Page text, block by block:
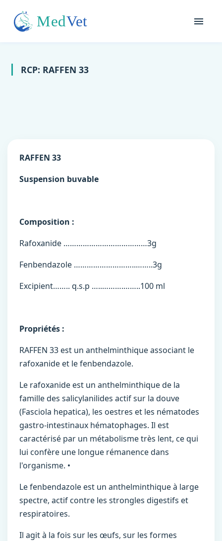
RCP: RAFFEN 33
RAFFEN 33
Suspension buvable
Composition :
Rafoxanide …………………………………3g
Fenbendazole ………………………..……..3g
Excipient…….. q.s.p …..……….……..100 ml
Propriétés :
RAFFEN 33 est un anthelminthique associant le
rafoxanide et le fenbendazole.
Le rafoxanide est un anthelminthique de la
famille des salicylanilides actif sur la douve
(Fasciola hepatica), les oestres et les nématodes
gastro-intestinaux hématophages. Il est
caractérisé par un métabolisme très lent, ce qui
lui confère une longue rémanence dans
l'organisme. •
Le fenbendazole est un anthelminthique à large
spectre, actif contre les strongles digestifs et
respiratoires.
Il agit à la fois sur les œufs, sur les formes